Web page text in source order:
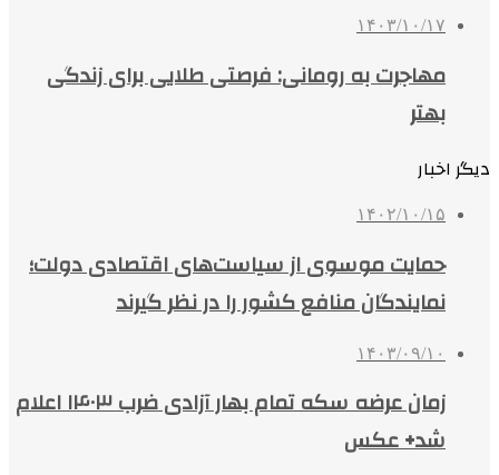
۱۴۰۳/۱۰/۱۷
مهاجرت به رومانی: فرصتی طلایی برای زندگی
بهتر
دیگر اخبار
۱۴۰۲/۱۰/۱۵
حمایت موسوی از سیاست‌های اقتصادی دولت؛
نمایندگان منافع کشور را در نظر گیرند
۱۴۰۳/۰۹/۱۰
زمان عرضه سکه تمام بهار آزادی ضرب ۱۴۰۳ اعلام
شد+ عکس